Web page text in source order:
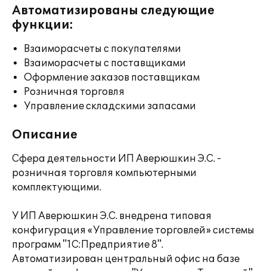
Автоматизированы следующие
функции:
Взаиморасчеты с покупателями
Взаиморасчеты с поставщиками
Оформление заказов поставщикам
Розничная торговля
Управление складскими запасами
Описание
Сфера деятельности ИП Аверюшкин Э.С. -
розничная торговля компьютерными
комплектующими.
У ИП Аверюшкин Э.С. внедрена типовая
конфигурация «Управление торговлей» системы
программ "1С:Предприятие 8".
Автоматизирован центральный офис на базе